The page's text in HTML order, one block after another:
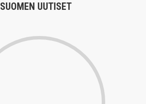
SUOMEN UUTISET